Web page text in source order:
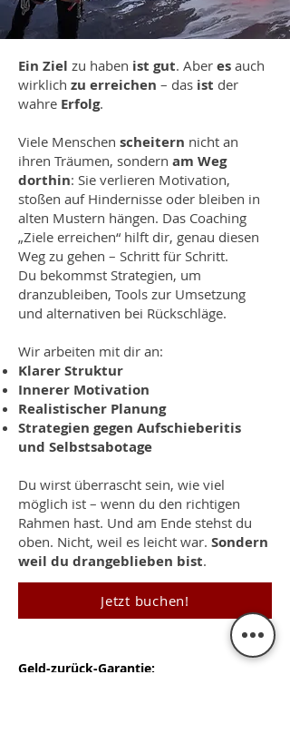
Ein Ziel zu haben ist gut. Aber es auch
wirklich zu erreichen – das ist der
wahre Erfolg.
Viele Menschen scheitern nicht an
ihren Träumen, sondern am Weg
dorthin: Sie verlieren Motivation,
stoßen auf Hindernisse oder bleiben in
alten Mustern hängen. Das Coaching
„Ziele erreichen“ hilft dir, genau diesen
Weg zu gehen – Schritt für Schritt.
Du bekommst Strategien, um
dranzubleiben, Tools zur Umsetzung
und alternativen bei Rückschläge.
Wir arbeiten mit dir an:
Klarer Struktur
Innerer Motivation
Realistischer Planung
Strategien gegen Aufschieberitis
und Selbstsabotage
Du wirst überrascht sein, wie viel
möglich ist – wenn du den richtigen
Rahmen hast. Und am Ende stehst du
oben. Nicht, weil es leicht war. Sondern
weil du drangeblieben bist.
Jetzt buchen!
Geld-zurück-Garantie: